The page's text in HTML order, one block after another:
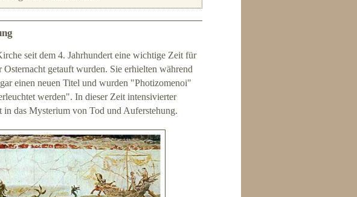
seit dem 4. Jahrhundert eine wichtige Zeit für
getauft wurden. Sie erhielten während
einen neuen Titel und wurden "Photizomenoi"
werden". In dieser Zeit intensivierter
das Mysterium von Tod und Auferstehung.